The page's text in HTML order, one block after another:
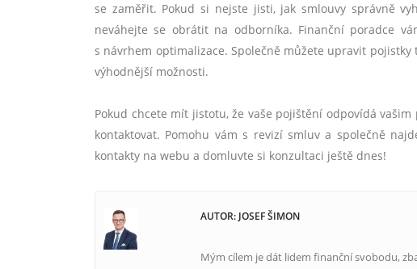
se zaměřit. Pokud si nejste jisti, jak smlouvy správně
neváhejte se obrátit na odborníka. Finanční poradce
s návrhem optimalizace. Společně můžete upravit
výhodnější možnosti.
Pokud chcete mít jistotu, že vaše pojištění odpovídá
kontaktovat. Pomohu vám s revizí smluv a společně
kontakty na webu a domluvte si konzultaci ještě dnes!
AUTOR: JOSEF ŠIMON
Mým cílem je dát lidem finanční svobodu,